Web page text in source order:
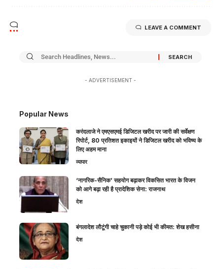
LEAVE A COMMENT
- ADVERTISEMENT -
Popular News
करंदलाजे ने एमएसएमई डिजिटल खरीद पर जारी की सर्वेक्षण
रिपोर्ट, 80 प्रतिशत इकाइयों ने डिजिटल खरीद को भविष्य के
लिए अहम माना
व्यापार
‘नागरिक-सैनिक’ सहयोग बढ़ाकर विकसित भारत के विजन
को आगे बढ़ा रही है प्रादेशिक सेना: राजनाथ
देश
बंगलादेश लौटूंगी चाहे चुकानी पड़े कोई भी कीमत: शेख हसीना
देश